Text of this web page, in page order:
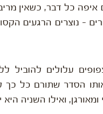
כל דבר, כשאין
– נוצרים הרגעים
עלולים להוביל
הסדר שתורם כל כך
ואילו השניה היא